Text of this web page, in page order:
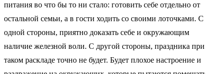
питания во что бы то ни стало: готовить себе отдельно от
остальной семьи, а в гости ходить со своими лоточками. С
одной стороны, приятно доказать себе и окружающим
наличие железной воли. С другой стороны, праздника при
таком раскладе точно не будет. Будет плохое настроение и